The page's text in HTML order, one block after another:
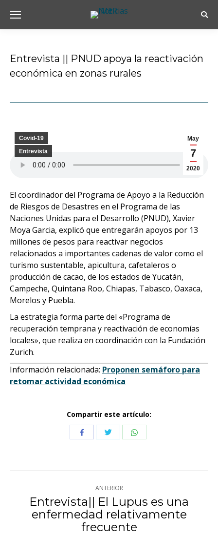
Entrevista || PNUD apoya la reactivación
económica en zonas rurales
May
7
2020
Covid-19
Entrevista
El coordinador del Programa de Apoyo a la Reducción
de Riesgos de Desastres en el Programa de las
Naciones Unidas para el Desarrollo (PNUD), Xavier
Moya Garcia, explicó que entregarán apoyos por 13
millones de pesos para reactivar negocios
relacionados a importantes cadenas de valor como el
turismo sustentable, apicultura, cafetaleros o
producción de cacao, de los estados de Yucatán,
Campeche, Quintana Roo, Chiapas, Tabasco, Oaxaca,
Morelos y Puebla.
La estrategia forma parte del «Programa de
recuperación temprana y reactivación de economías
locales», que realiza en coordinación con la Fundación
Zurich.
Información relacionada: Proponen semáforo para
retomar actividad económica
Compartir este artículo:
CompartirCompartirCompartir
Navegación
entre
publicaciones
ANTERIOR
Publicación
anterior:
Entrevista|| El Lupus es una
enfermedad relativamente
frecuente